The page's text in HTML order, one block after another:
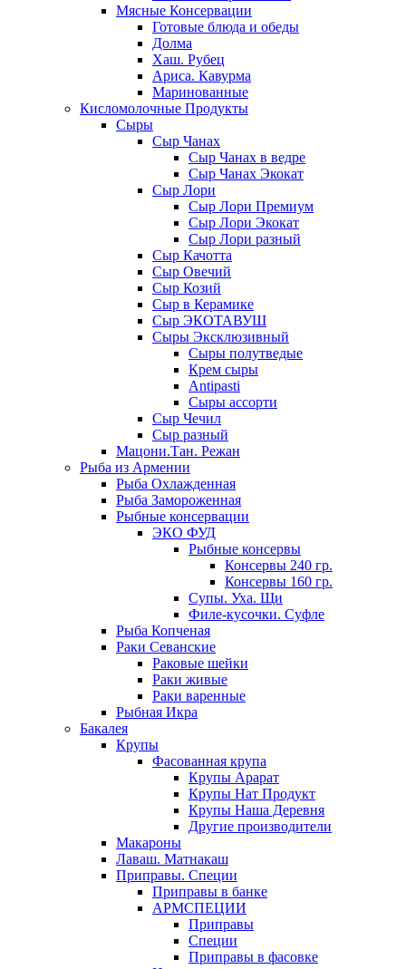
Мясные Консервации
Готовые блюда и обеды
Долма
Хаш. Рубец
Ариса. Кавурма
Маринованные
Кисломолочные Продукты
Сыры
Сыр Чанах
Сыр Чанах в ведре
Сыр Чанах Экокат
Сыр Лори
Сыр Лори Премиум
Сыр Лори Экокат
Сыр Лори разный
Сыр Качотта
Сыр Овечий
Сыр Козий
Сыр в Керамике
Сыр ЭКОТАВУШ
Сыры Эксклюзивный
Сыры полутведые
Крем сыры
Antipasti
Сыры ассорти
Сыр Чечил
Сыр разный
Мацони.Тан. Режан
Рыба из Армении
Рыба Охлажденная
Рыба Замороженная
Рыбные консервации
ЭКО ФУД
Рыбные консервы
Консервы 240 гр.
Консервы 160 гр.
Супы. Уха. Щи
Филе-кусочки. Суфле
Рыба Копченая
Раки Севанские
Раковые шейки
Раки живые
Раки варенные
Рыбная Икра
Бакалея
Крупы
Фасованная крупа
Крупы Арарат
Крупы Нат Продукт
Крупы Наша Деревня
Другие производители
Макароны
Лаваш. Матнакаш
Приправы. Специи
Приправы в банке
АРМСПЕЦИИ
Приправы
Специи
Приправы в фасовке